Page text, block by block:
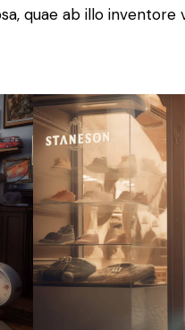
quae ab illo inventore